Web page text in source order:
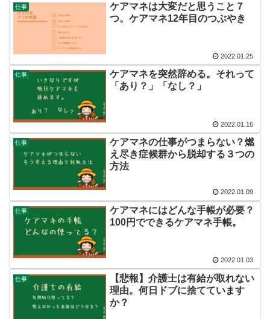
仕事
ケアマネは大変だと思うこと７
つ。ケアマネ12年目のつぶやき
2022.01.25
仕事
ケアマネを突然辞める。それって
「あり？」「なし？」
2022.01.16
仕事
ケアマネの仕事がつまらない？燃
え尽き症候群から脱却する３つの
方法
2022.01.09
仕事
ケアマネにはどんな手帳が必要？
100円でできるケアマネ手帳。
2022.01.03
仕事
【悲報】介護士は有給が取れない
理由。何日ドブに捨てています
か？